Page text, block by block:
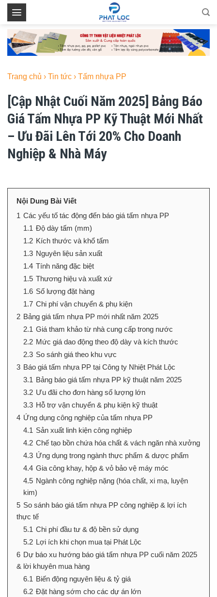
Skip
Trang chủ › Tin tức › Tấm nhựa PP
[Cập Nhật Cuối Năm 2025] Bảng Báo
Giá Tấm Nhựa PP Kỹ Thuật Mới Nhất
– Ưu Đãi Lên Tới 20% Cho Doanh
Nghiệp & Nhà Máy
Nội Dung Bài Viết
1 Các yếu tố tác động đến báo giá tấm nhựa PP
1.1 Độ dày tấm (mm)
1.2 Kích thước và khổ tấm
1.3 Nguyên liệu sản xuất
1.4 Tính năng đặc biệt
1.5 Thương hiệu và xuất xứ
1.6 Số lượng đặt hàng
1.7 Chi phí vận chuyển & phụ kiện
2 Bảng giá tấm nhựa PP mới nhất năm 2025
2.1 Giá tham khảo từ nhà cung cấp trong nước
2.2 Mức giá dao động theo độ dày và kích thước
2.3 So sánh giá theo khu vực
3 Báo giá tấm nhựa PP tại Công ty Nhiệt Phát Lộc
3.1 Bảng báo giá tấm nhựa PP kỹ thuật năm 2025
3.2 Ưu đãi cho đơn hàng số lượng lớn
3.3 Hỗ trợ vận chuyển & phụ kiện kỹ thuật
4 Ứng dụng công nghiệp của tấm nhựa PP
4.1 Sản xuất linh kiện công nghiệp
4.2 Chế tạo bồn chứa hóa chất & vách ngăn nhà xưởng
4.3 Ứng dụng trong ngành thực phẩm & dược phẩm
4.4 Gia công khay, hộp & vỏ bảo vệ máy móc
4.5 Ngành công nghiệp nặng (hóa chất, xi mạ, luyện
kim)
5 So sánh báo giá tấm nhựa PP công nghiệp & lợi ích
thực tế
5.1 Chi phí đầu tư & độ bền sử dụng
5.2 Lợi ích khi chọn mua tại Phát Lộc
6 Dự báo xu hướng báo giá tấm nhựa PP cuối năm 2025
& lời khuyên mua hàng
6.1 Biến động nguyên liệu & tỷ giá
6.2 Đặt hàng sớm cho các dự án lớn